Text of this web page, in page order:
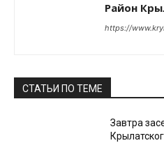
Район
https://
СТАТЬИ ПО ТЕМЕ
Завтра